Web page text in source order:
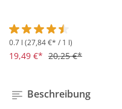
Durchschnittliche
0.7 l (27,84 €* / 1 l)
19,49 €* 20,25 €*
Beschreibung